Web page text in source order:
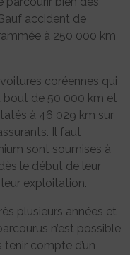
accident de
à 250 000 km
coréennes qui
bout de 50 000 km et
à 46 029 km sur
Il faut
sont soumises à
le début de leur
exploitation.
plusieurs années et
n’est possible
tenir compte d’un